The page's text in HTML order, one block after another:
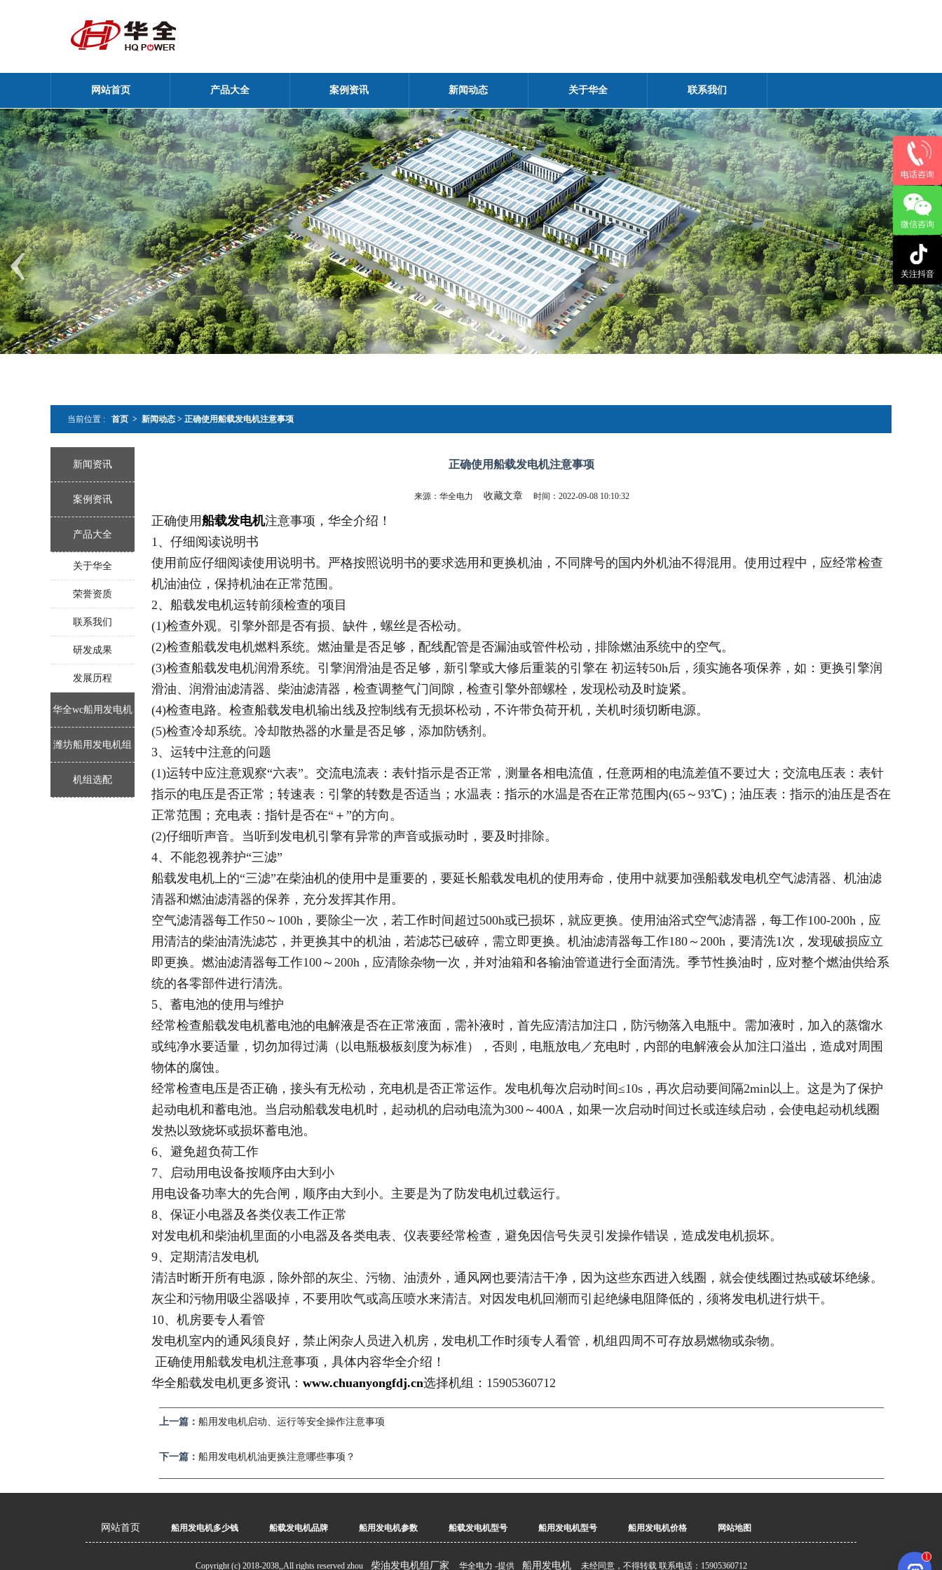
网站首页 产品大全 案例资讯 新闻动态 关于华全 联系我们
‹ ›
当前位置 : 首页 > 新闻动态 > 正确使用船载发电机注意事项
新闻资讯
案例资讯
产品大全
关于华全
荣誉资质
联系我们
研发成果
发展历程
华全wc船用发电机
组
潍坊船用发电机组
机组选配
正确使用船载发电机注意事项
来源：华全电力 收藏文章时间：2022-09-08 10:10:32
正确使用船载发电机注意事项，华全介绍！
1、仔细阅读说明书
使用前应仔细阅读使用说明书。严格按照说明书的要求选用和更换机油，不同牌号的国内外机油不得混用。使用过程中，应经常检查
机油油位，保持机油在正常范围。
2、船载发电机运转前须检查的项目
(1)检查外观。引擎外部是否有损、缺件，螺丝是否松动。
(2)检查船载发电机燃料系统。燃油量是否足够，配线配管是否漏油或管件松动，排除燃油系统中的空气。
(3)检查船载发电机润滑系统。引擎润滑油是否足够，新引擎或大修后重装的引擎在 初运转50h后，须实施各项保养，如：更换引擎润
滑油、润滑油滤清器、柴油滤清器，检查调整气门间隙，检查引擎外部螺栓，发现松动及时旋紧。
(4)检查电路。检查船载发电机输出线及控制线有无损坏松动，不许带负荷开机，关机时须切断电源。
(5)检查冷却系统。冷却散热器的水量是否足够，添加防锈剂。
3、运转中注意的问题
(1)运转中应注意观察“六表”。交流电流表：表针指示是否正常，测量各相电流值，任意两相的电流差值不要过大；交流电压表：表针
指示的电压是否正常；转速表：引擎的转数是否适当；水温表：指示的水温是否在正常范围内(65～93℃)；油压表：指示的油压是否在
正常范围；充电表：指针是否在“＋”的方向。
(2)仔细听声音。当听到发电机引擎有异常的声音或振动时，要及时排除。
4、不能忽视养护“三滤”
船载发电机上的“三滤”在柴油机的使用中是重要的，要延长船载发电机的使用寿命，使用中就要加强船载发电机空气滤清器、机油滤
清器和燃油滤清器的保养，充分发挥其作用。
空气滤清器每工作50～100h，要除尘一次，若工作时间超过500h或已损坏，就应更换。使用油浴式空气滤清器，每工作100-200h，应
用清洁的柴油清洗滤芯，并更换其中的机油，若滤芯已破碎，需立即更换。机油滤清器每工作180～200h，要清洗1次，发现破损应立
即更换。燃油滤清器每工作100～200h，应清除杂物一次，并对油箱和各输油管道进行全面清洗。季节性换油时，应对整个燃油供给系
统的各零部件进行清洗。
5、蓄电池的使用与维护
经常检查船载发电机蓄电池的电解液是否在正常液面，需补液时，首先应清洁加注口，防污物落入电瓶中。需加液时，加入的蒸馏水
或纯净水要适量，切勿加得过满（以电瓶极板刻度为标准），否则，电瓶放电／充电时，内部的电解液会从加注口溢出，造成对周围
物体的腐蚀。
经常检查电压是否正确，接头有无松动，充电机是否正常运作。发电机每次启动时间≤10s，再次启动要间隔2min以上。这是为了保护
起动电机和蓄电池。当启动船载发电机时，起动机的启动电流为300～400A，如果一次启动时间过长或连续启动，会使电起动机线圈
发热以致烧坏或损坏蓄电池。
6、避免超负荷工作
7、启动用电设备按顺序由大到小
用电设备功率大的先合闸，顺序由大到小。主要是为了防发电机过载运行。
8、保证小电器及各类仪表工作正常
对发电机和柴油机里面的小电器及各类电表、仪表要经常检查，避免因信号失灵引发操作错误，造成发电机损坏。
9、定期清洁发电机
清洁时断开所有电源，除外部的灰尘、污物、油渍外，通风网也要清洁干净，因为这些东西进入线圈，就会使线圈过热或破坏绝缘。
灰尘和污物用吸尘器吸掉，不要用吹气或高压喷水来清洁。对因发电机回潮而引起绝缘电阻降低的，须将发电机进行烘干。
10、机房要专人看管
发电机室内的通风须良好，禁止闲杂人员进入机房，发电机工作时须专人看管，机组四周不可存放易燃物或杂物。
正确使用船载发电机注意事项，具体内容华全介绍！
华全船载发电机更多资讯： www.chuanyongfdj.cn选择机组：15905360712
上一篇： 船用发电机启动、运行等安全操作注意事项
下一篇： 船用发电机机油更换注意哪些事项？
网站首页 船用发电机多少钱 船载发电机品牌 船用发电机参数 船载发电机型号 船用发电机型号 船用发电机价格 网站地图
Copyright (c) 2018-2038,,All rights reserved zhou 柴油发电机组厂家 华全电力 -提供 船用发电机 未经同意，不得转载 联系电话：15905360712
电话咨询
微信咨询
关注抖音